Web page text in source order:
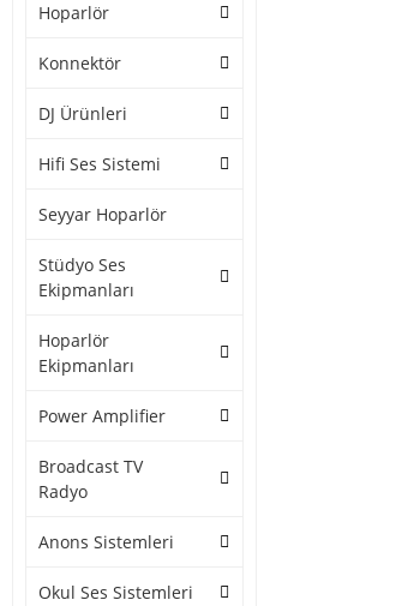
Hoparlör
Konnektör
DJ Ürünleri
Hifi Ses Sistemi
Seyyar Hoparlör
Stüdyo Ses
Ekipmanları
Hoparlör
Ekipmanları
Power Amplifier
Broadcast TV
Radyo
Anons Sistemleri
Okul Ses Sistemleri